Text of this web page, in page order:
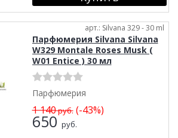
арт.: Silvana 329 - 30 ml
Парфюмерия Silvana Silvana
W329 Montale Roses Musk (
W01 Entice ) 30 мл
Парфюмерия
1 140руб.(-43%)
650 руб.